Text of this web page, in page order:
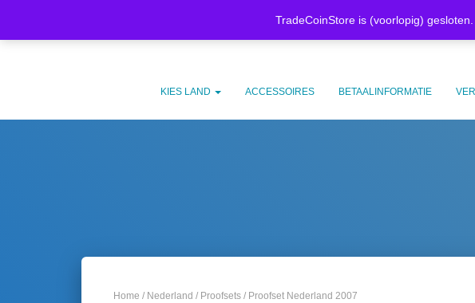
TradeCoinStore is (voorlopig)
Meer weten
KIES LAND ACCESSOIRES BETAALINFORMATIE
Home / Nederland / Proofsets / Proofset Nederland 2007